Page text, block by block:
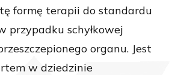
formę terapii do standardu
przypadku schyłkowej
organu. Jest
w dziedzinie